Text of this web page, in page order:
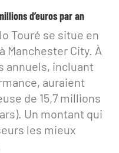
d’euros par an
Touré se situe en
Manchester City. À
annuels, incluant
auraient
de 15,7 millions
Un montant qui
les mieux